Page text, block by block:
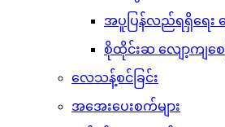
အပူပြန်လည်ရရှိရေ
စိုထိုင်းဆ လျော့ကျစေ
လေသန့်စင်ခြင်း
အအေးပေးစက်များ